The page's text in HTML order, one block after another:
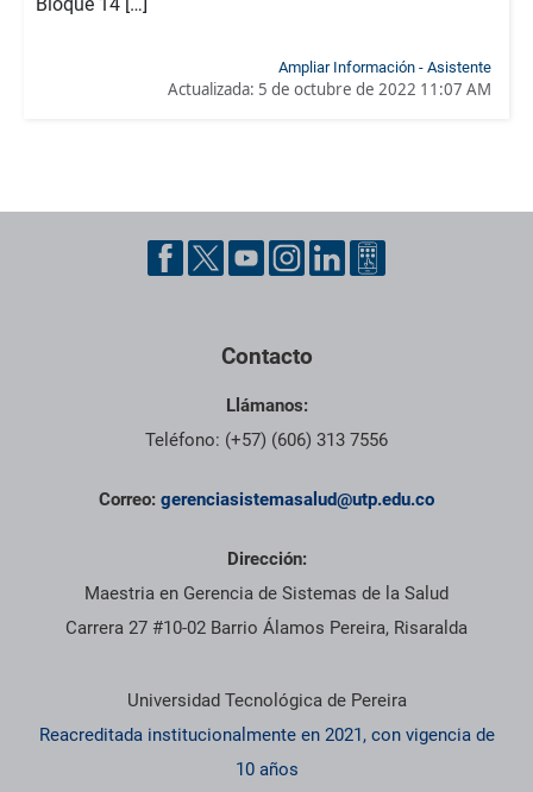
Bloque 14 […]
Ampliar Información - Asistente
Actualizada: 5 de octubre de 2022 11:07 AM
Pie de página con información de contacto, redes sociales y
Contacto
Llámanos:
Teléfono: (+57) (606) 313 7556
Correo: gerenciasistemasalud@utp.edu.co
Dirección:
Maestria en Gerencia de Sistemas de la Salud
Carrera 27 #10-02 Barrio Álamos Pereira, Risaralda
Información institucional
Universidad Tecnológica de Pereira
Reacreditada institucionalmente en 2021, con vigencia de
10 años